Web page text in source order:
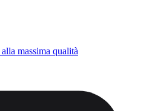
massima qualità